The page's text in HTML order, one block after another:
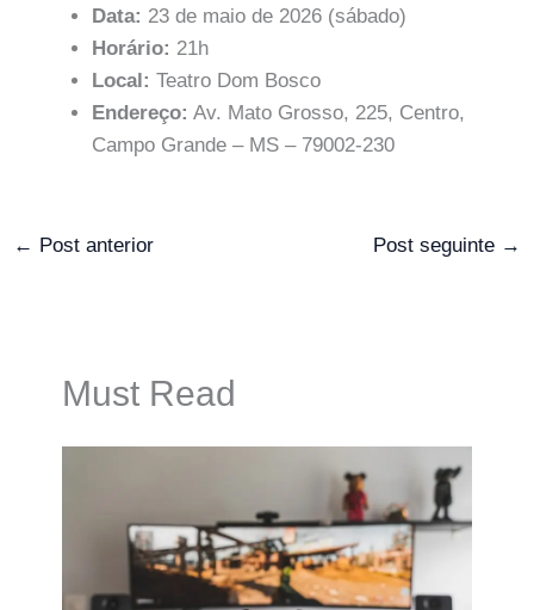
Data: 23 de maio de 2026 (sábado)
Horário: 21h
Local: Teatro Dom Bosco
Endereço: Av. Mato Grosso, 225, Centro,
Campo Grande – MS – 79002-230
← Post anterior Post seguinte →
Must Read